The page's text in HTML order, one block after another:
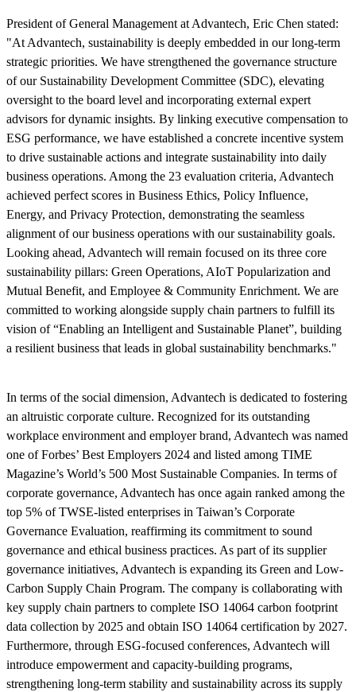
President of General Management at Advantech, Eric Chen stated:
"At Advantech, sustainability is deeply embedded in our long-term
strategic priorities. We have strengthened the governance structure
of our Sustainability Development Committee (SDC), elevating
oversight to the board level and incorporating external expert
advisors for dynamic insights. By linking executive compensation to
ESG performance, we have established a concrete incentive system
to drive sustainable actions and integrate sustainability into daily
business operations. Among the 23 evaluation criteria, Advantech
achieved perfect scores in Business Ethics, Policy Influence,
Energy, and Privacy Protection, demonstrating the seamless
alignment of our business operations with our sustainability goals.
Looking ahead, Advantech will remain focused on its three core
sustainability pillars: Green Operations, AIoT Popularization and
Mutual Benefit, and Employee & Community Enrichment. We are
committed to working alongside supply chain partners to fulfill its
vision of “Enabling an Intelligent and Sustainable Planet”, building
a resilient business that leads in global sustainability benchmarks."
In terms of the social dimension, Advantech is dedicated to fostering
an altruistic corporate culture. Recognized for its outstanding
workplace environment and employer brand, Advantech was named
one of Forbes’ Best Employers 2024 and listed among TIME
Magazine’s World’s 500 Most Sustainable Companies. In terms of
corporate governance, Advantech has once again ranked among the
top 5% of TWSE-listed enterprises in Taiwan’s Corporate
Governance Evaluation, reaffirming its commitment to sound
governance and ethical business practices. As part of its supplier
governance initiatives, Advantech is expanding its Green and Low-
Carbon Supply Chain Program. The company is collaborating with
key supply chain partners to complete ISO 14064 carbon footprint
data collection by 2025 and obtain ISO 14064 certification by 2027.
Furthermore, through ESG-focused conferences, Advantech will
introduce empowerment and capacity-building programs,
strengthening long-term stability and sustainability across its supply